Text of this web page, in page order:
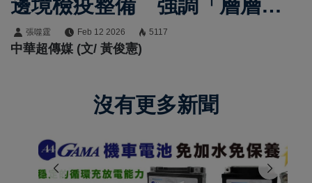
邊境檢疫整備 強調「層層守
護、關關查驗」全力防堵非洲
豬瘟入侵、爭取重返非疫區
張噬霆 Feb 12 2026 5117
中華超傳媒 (文/ 黃俊憲)
沒有更多新聞